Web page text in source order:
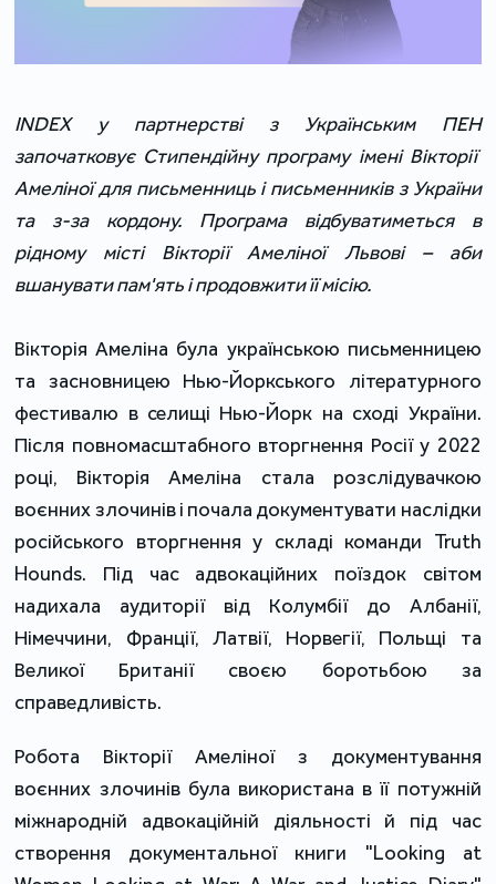
INDEX у партнерстві з Українським ПЕН
започатковує Стипендійну програму імені Вікторії
Амеліної для письменниць і письменників з України
та з-за кордону. Програма відбуватиметься в
рідному місті Вікторії Амеліної Львові – аби
вшанувати пам'ять і продовжити її місію.
Вікторія Амеліна була українською письменницею
та засновницею Нью-Йоркського літературного
фестивалю в селищі Нью-Йорк на сході України.
Після повномасштабного вторгнення Росії у 2022
році, Вікторія Амеліна стала розслідувачкою
воєнних злочинів і почала документувати наслідки
російського вторгнення у складі команди Truth
Hounds. Під час адвокаційних поїздок світом
надихала аудиторії від Колумбії до Албанії,
Німеччини, Франції, Латвії, Норвегії, Польщі та
Великої Британії своєю боротьбою за
справедливість.
Робота Вікторії Амеліної з документування
воєнних злочинів була використана в її потужній
міжнародній адвокаційній діяльності й під час
створення документальної книги "Looking at